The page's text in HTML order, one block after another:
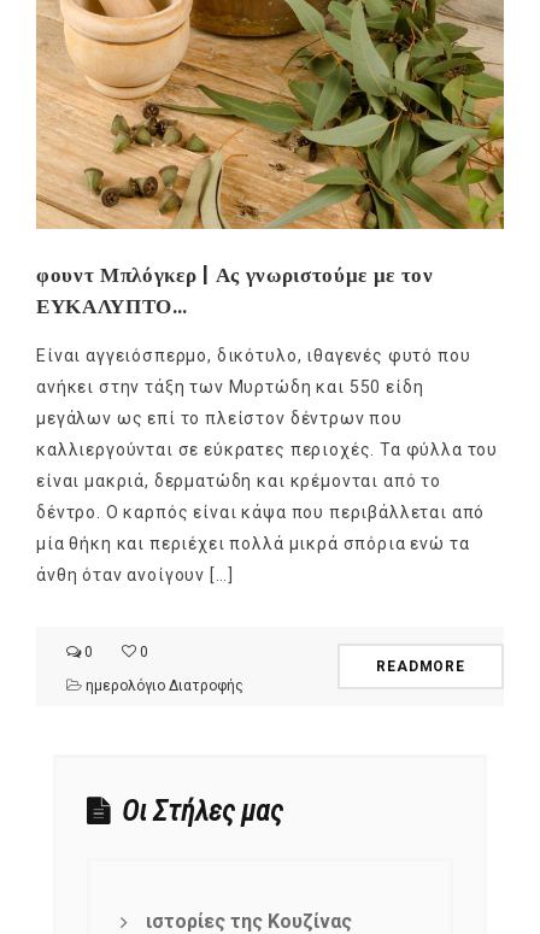
φουντ Μπλόγκερ | Ας γνωριστούμε με τον
ΕΥΚΑΛΥΠΤΟ…
Είναι αγγειόσπερμο, δικότυλο, ιθαγενές φυτό που
ανήκει στην τάξη των Μυρτώδη και 550 είδη
μεγάλων ως επί το πλείστον δέντρων που
καλλιεργούνται σε εύκρατες περιοχές. Τα φύλλα του
είναι μακριά, δερματώδη και κρέμονται από το
δέντρο. Ο καρπός είναι κάψα που περιβάλλεται από
μία θήκη και περιέχει πολλά μικρά σπόρια ενώ τα
άνθη όταν ανοίγουν […]
0
0
ημερολόγιο Διατροφής
READMORE
Οι Στήλες μας
ιστορίες της Κουζίνας